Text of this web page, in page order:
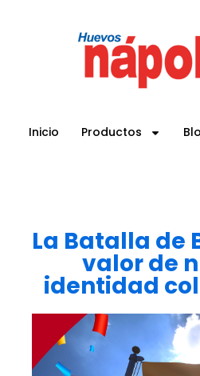
Inicio Productos
La Batalla de
valor de
identidad